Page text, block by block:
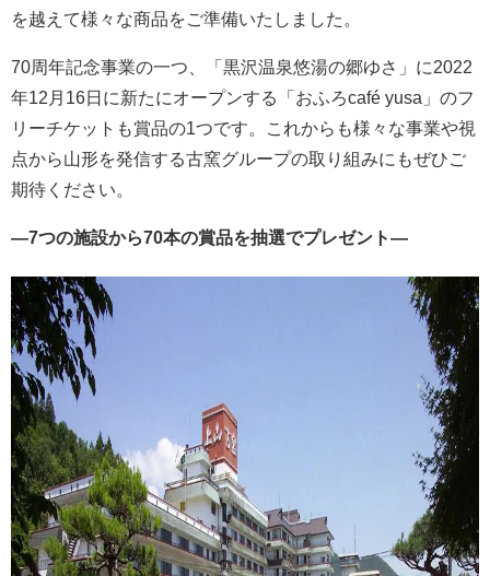
を越えて様々な商品をご準備いたしました。
70周年記念事業の一つ、「黒沢温泉悠湯の郷ゆさ」に2022
年12月16日に新たにオープンする「おふろcafé yusa」のフ
リーチケットも賞品の1つです。これからも様々な事業や視
点から山形を発信する古窯グループの取り組みにもぜひご
期待ください。
―7つの施設から70本の賞品を抽選でプレゼント―